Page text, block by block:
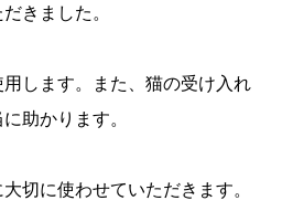
きました。
します。また、猫の受け入れ
助かります。
切に使わせていただきます。